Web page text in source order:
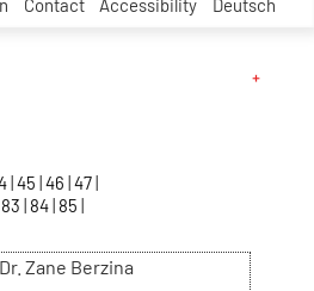
45 46 47
83 84 85
Zane Berzina